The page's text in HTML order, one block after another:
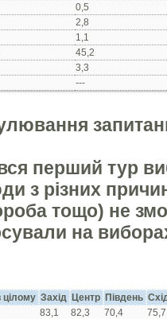
0,5
2,8
1,1
45,2
3,3
---
перший тур
з різних
тощо) не
на
цілому Захід Центр Південь
83,1 82,3 70,4
75,7